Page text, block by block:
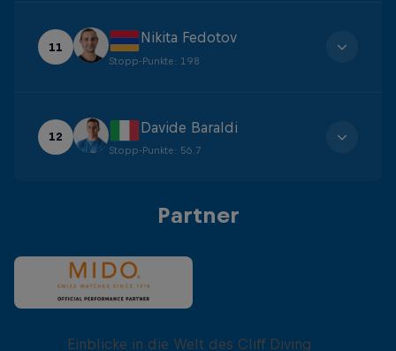
11
Nikita Fedotov
Stopp-Punkte: 198
12
Davide Baraldi
Stopp-Punkte: 56.7
Partner
More than a Dive
Einblicke in die Welt des Cliff Diving